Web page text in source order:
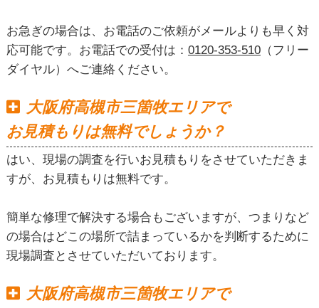
お急ぎの場合は、お電話のご依頼がメールよりも早く対
応可能です。お電話での受付は： 0120-353-510（フリー
ダイヤル）へご連絡ください。
大阪府高槻市三箇牧エリアで
お見積もりは無料でしょうか？
はい、現場の調査を行いお見積もりをさせていただきま
すが、お見積もりは無料です。
簡単な修理で解決する場合もございますが、つまりなど
の場合はどこの場所で詰まっているかを判断するために
現場調査とさせていただいております。
大阪府高槻市三箇牧エリアで